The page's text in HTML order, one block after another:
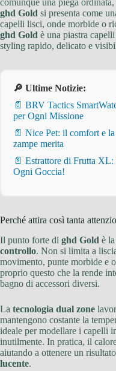
comunque una piega
ghd Gold si presenta come
capelli lisci, onde morbide o
ghd Gold è una piastra
styling rapido, delicato e
🔎 Ultime Notizie:
📄 BRV Tactics
per Ogni Missione
📄 Nice Pet: il comfort e
zampe merita
📄 Estrattore di Frutta XL:
Ogni Goccia!
Perché attira così tanta
Il punto forte di ghd Gold è
controllo. Non si limita a
movimento, punte morbide e
proprio questo che la rende
bagno di accessori diversi.
La tecnologia dual zone
mantengono costante la
ideale per modellare i capelli
inutilmente. In pratica, il
aiutando a ottenere un
lucente.